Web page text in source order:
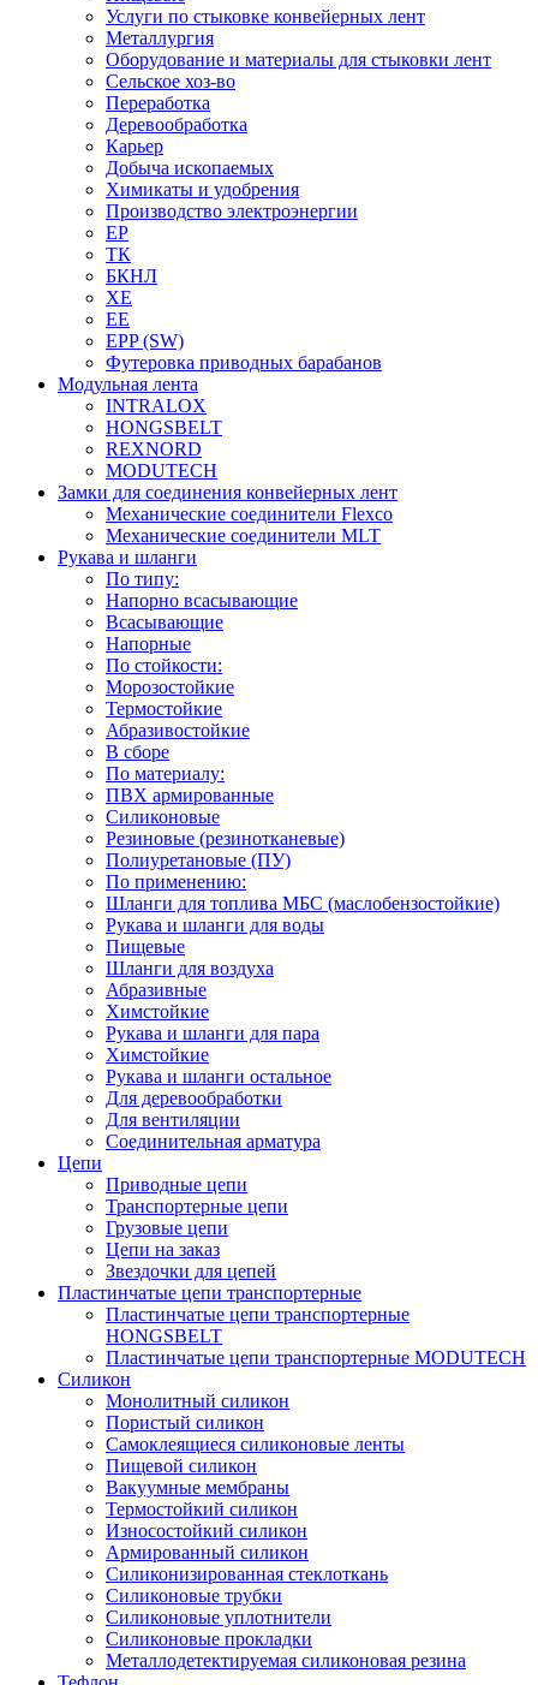
Услуги по стыковке конвейерных лент
Металлургия
Оборудование и материалы для стыковки лент
Сельское хоз-во
Переработка
Деревообработка
Карьер
Добыча ископаемых
Химикаты и удобрения
Производство электроэнергии
EP
ТК
БКНЛ
XE
EE
EPP (SW)
Футеровка приводных барабанов
Модульная лента
INTRALOX
HONGSBELT
REXNORD
MODUTECH
Замки для соединения конвейерных лент
Механические соединители Flexco
Механические соединители MLT
Рукава и шланги
По типу:
Напорно всасывающие
Всасывающие
Напорные
По стойкости:
Морозостойкие
Термостойкие
Абразивостойкие
В сборе
По материалу:
ПВХ армированные
Силиконовые
Резиновые (резинотканевые)
Полиуретановые (ПУ)
По применению:
Шланги для топлива МБС (маслобензостойкие)
Рукава и шланги для воды
Пищевые
Шланги для воздуха
Абразивные
Химстойкие
Рукава и шланги для пара
Химстойкие
Рукава и шланги остальное
Для деревообработки
Для вентиляции
Соединительная арматура
Цепи
Приводные цепи
Транспортерные цепи
Грузовые цепи
Цепи на заказ
Звездочки для цепей
Пластинчатые цепи транспортерные
Пластинчатые цепи транспортерные
HONGSBELT
Пластинчатые цепи транспортерные MODUTECH
Силикон
Монолитный силикон
Пористый силикон
Самоклеящиеся силиконовые ленты
Пищевой силикон
Вакуумные мембраны
Термостойкий силикон
Износостойкий силикон
Армированный силикон
Силиконизированная стеклоткань
Силиконовые трубки
Силиконовые уплотнители
Силиконовые прокладки
Металлодетектируемая силиконовая резина